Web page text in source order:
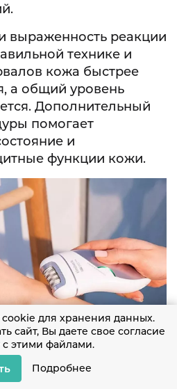
выраженность реакции
технике и
кожа быстрее
а общий уровень
Дополнительный
помогает
и
функции кожи.
cookie для хранения данных.
сайт, Вы даете свое согласие
с этими файлами.
Подробнее